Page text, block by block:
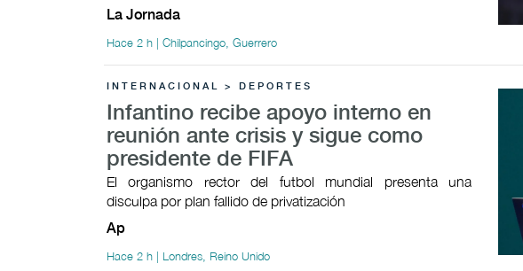
La Jornada
Hace 2 h | Chilpancingo, Guerrero
INTERNACIONAL > DEPORTES
Infantino recibe apoyo interno en
reunión ante crisis y sigue como
presidente de FIFA
El organismo rector del futbol mundial presenta una
disculpa por plan fallido de privatización
Ap
Hace 2 h | Londres, Reino Unido